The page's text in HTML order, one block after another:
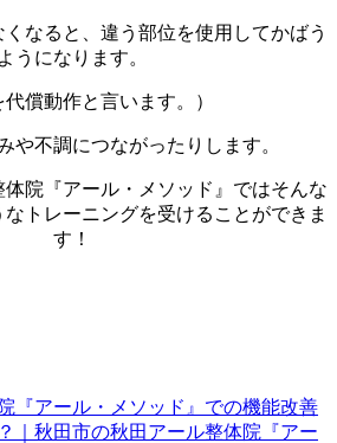
くなると、違う部位を使用してかばう
ようになります。
代償動作と言います。）
や不調につながったりします。
院『アール・メソッド』ではそんな
トレーニングを受けることができま
す！
『アール・メソッド』での機能改善
｜秋田市の秋田アール整体院『アー